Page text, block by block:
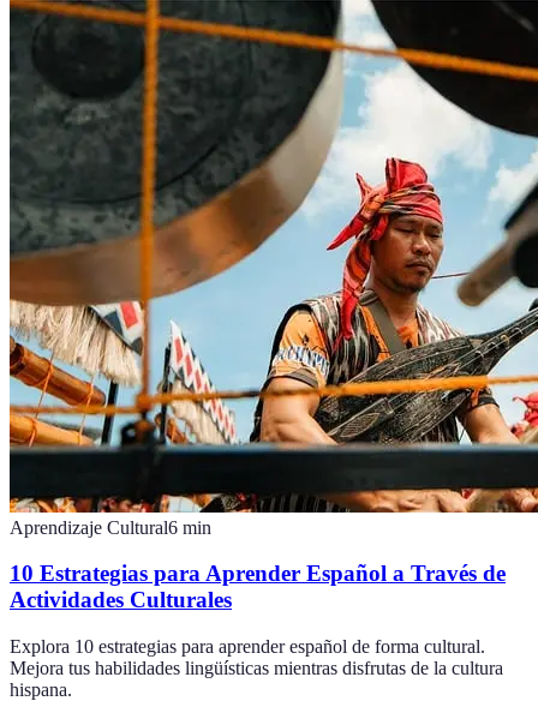
Aprendizaje Cultural6 min
10 Estrategias para Aprender Español a Través de
Actividades Culturales
Explora 10 estrategias para aprender español de forma cultural.
Mejora tus habilidades lingüísticas mientras disfrutas de la cultura
hispana.